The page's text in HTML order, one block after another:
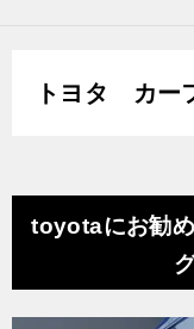
トヨタ カー
toyotaにお勧